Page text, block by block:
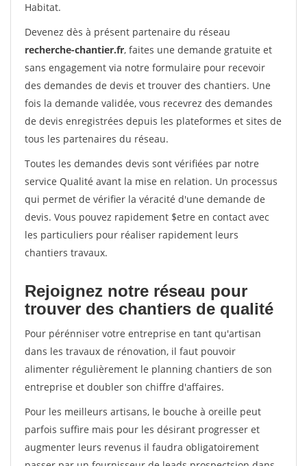
Habitat.
Devenez dès à présent partenaire du réseau
recherche-chantier.fr, faites une demande gratuite et
sans engagement via notre formulaire pour recevoir
des demandes de devis et trouver des chantiers. Une
fois la demande validée, vous recevrez des demandes
de devis enregistrées depuis les plateformes et sites de
tous les partenaires du réseau.
Toutes les demandes devis sont vérifiées par notre
service Qualité avant la mise en relation. Un processus
qui permet de vérifier la véracité d'une demande de
devis. Vous pouvez rapidement $etre en contact avec
les particuliers pour réaliser rapidement leurs
chantiers travaux.
Rejoignez notre réseau pour
trouver des chantiers de qualité
Pour pérénniser votre entreprise en tant qu'artisan
dans les travaux de rénovation, il faut pouvoir
alimenter régulièrement le planning chantiers de son
entreprise et doubler son chiffre d'affaires.
Pour les meilleurs artisans, le bouche à oreille peut
parfois suffire mais pour les désirant progresser et
augmenter leurs revenus il faudra obligatoirement